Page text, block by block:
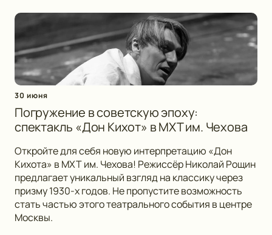
30 июня
Погружение в советскую эпоху:
спектакль «Дон Кихот» в МХТ им. Чехова
Откройте для себя новую интерпретацию «Дон
Кихота» в МХТ им. Чехова! Режиссёр Николай Рощин
предлагает уникальный взгляд на классику через
призму 1930-х годов. Не пропустите возможность
стать частью этого театрального события в центре
Москвы.